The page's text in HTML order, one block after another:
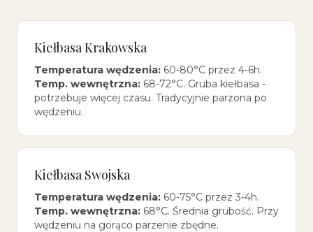
Kiełbasa Krakowska
Temperatura wędzenia: 60-80°C przez 4-6h.
Temp. wewnętrzna: 68-72°C. Gruba kiełbasa -
potrzebuje więcej czasu. Tradycyjnie parzona po
wędzeniu.
Kiełbasa Swojska
Temperatura wędzenia: 60-75°C przez 3-4h.
Temp. wewnętrzna: 68°C. Średnia grubość. Przy
wędzeniu na gorąco parzenie zbędne.